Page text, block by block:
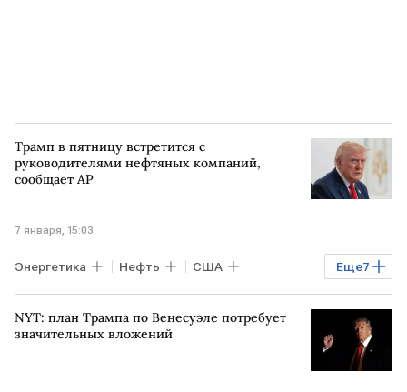
Трамп в пятницу встретится с
руководителями нефтяных компаний,
сообщает AP
7 января, 15:03
Еще7
Энергетика Нефть США
ВЕНЕСУЭЛА Нью-Йорк
Николас Мадуро Дональд Трамп
NYT: план Трампа по Венесуэле потребует
значительных вложений